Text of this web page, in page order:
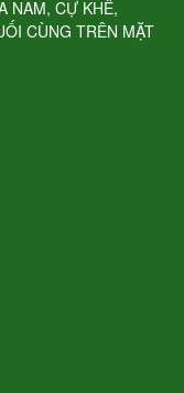
NAM, CỰ KHÊ,
CÙNG TRÊN MẶT